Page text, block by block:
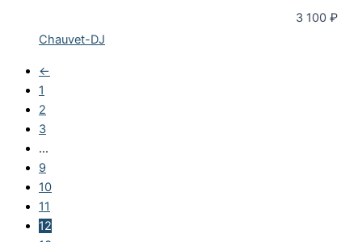
Chauvet-DJ
3 100 ₽
←
1
2
3
…
9
10
11
12